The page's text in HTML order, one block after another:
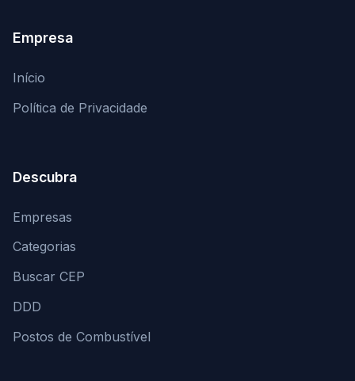
Empresa
Início
Política de Privacidade
Descubra
Empresas
Categorias
Buscar CEP
DDD
Postos de Combustível